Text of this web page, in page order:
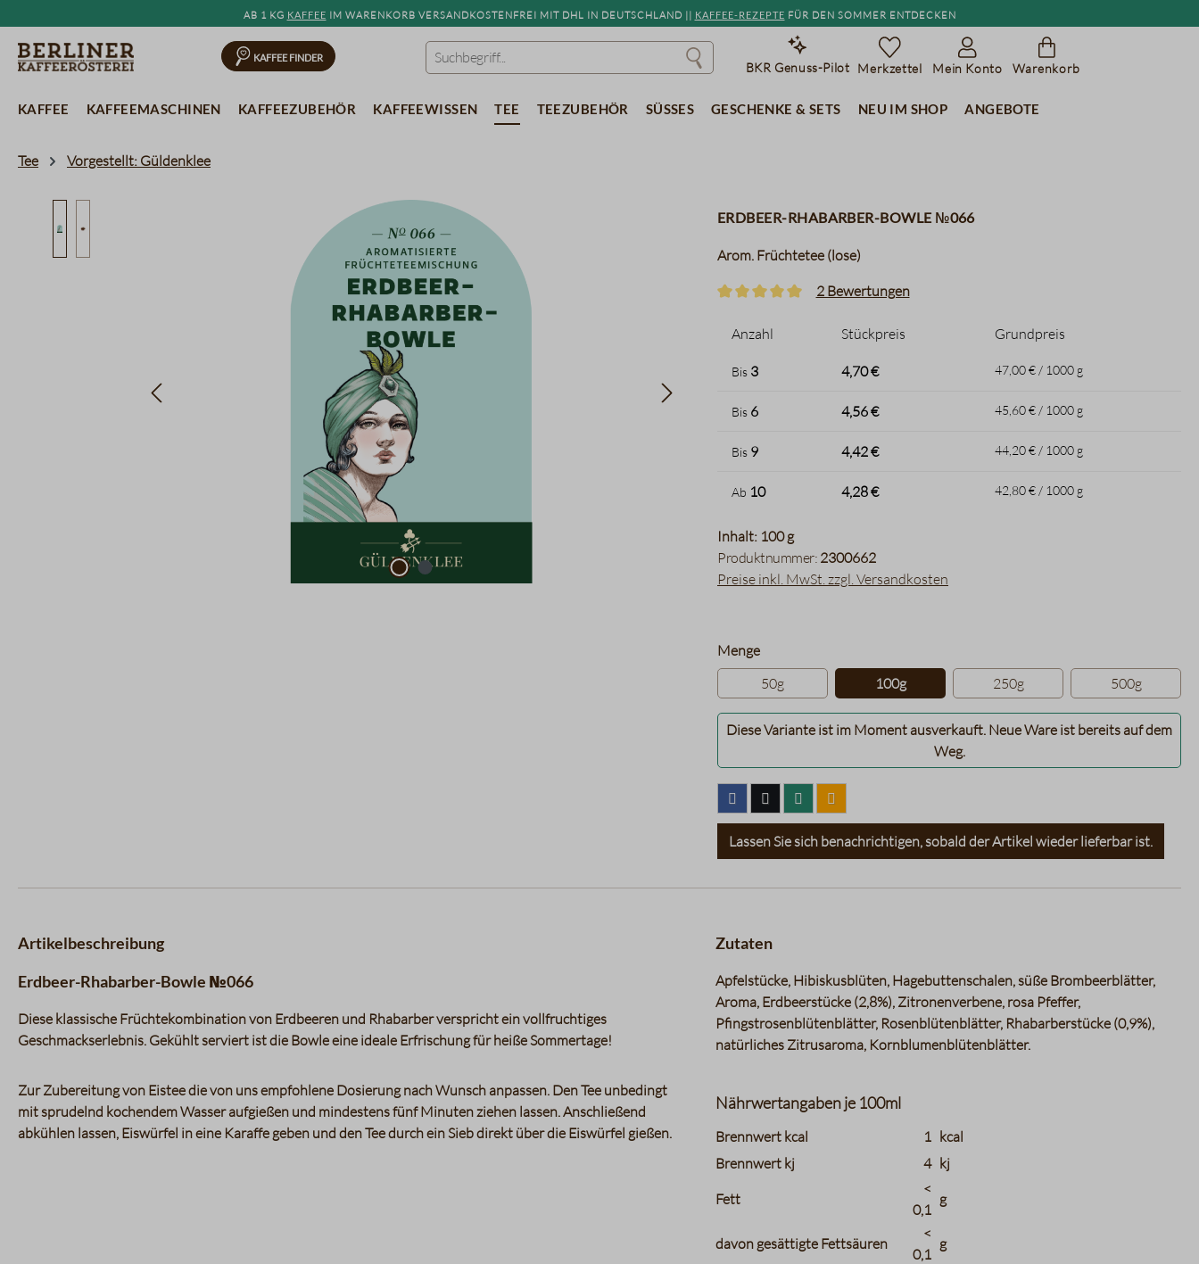
Zur Hauptnavigation springenAb 1 kg Kaffee im Warenkorb versandkostenfrei mit DHL in Deutschland || Kaffee-Rezepte für den Sommer entdecken
Kaffee Finder
BKR Genuss-Pilot Merkzettel Mein Konto Warenkorb
Kaffee Kaffeemaschinen Kaffeezubehör Kaffeewissen Tee Teezubehör Süßes Geschenke & Sets Neu im Shop Angebote
Tee Vorgestellt: Güldenklee
Erdbeer-Rhabarber-Bowle №066
Arom. Früchtetee (lose)
2 Bewertungen
Anzahl Stückpreis Grundpreis
Bis 3 4,70 € 47,00 € / 1000 g
Bis 6 4,56 € 45,60 € / 1000 g
Bis 9 4,42 € 44,20 € / 1000 g
Ab 10 4,28 € 42,80 € / 1000 g
Inhalt: 100 g
Produktnummer: 2300662
Preise inkl. MwSt. zzgl. Versandkosten
Mengeauswählen
50g
100g 250g 500g
Diese Variante ist im Moment ausverkauft. Neue Ware ist bereits auf dem
Weg.
Lassen Sie sich benachrichtigen, sobald der Artikel wieder lieferbar ist.
Artikelbeschreibung
Erdbeer-Rhabarber-Bowle №066
Diese klassische Früchtekombination von Erdbeeren und Rhabarber verspricht ein vollfruchtiges
Geschmackserlebnis. Gekühlt serviert ist die Bowle eine ideale Erfrischung für heiße Sommertage!
Zur Zubereitung von Eistee die von uns empfohlene Dosierung nach Wunsch anpassen. Den Tee unbedingt
mit sprudelnd kochendem Wasser aufgießen und mindestens fünf Minuten ziehen lassen. Anschließend
abkühlen lassen, Eiswürfel in eine Karaffe geben und den Tee durch ein Sieb direkt über die Eiswürfel gießen.
Zutaten
Apfelstücke, Hibiskusblüten, Hagebuttenschalen, süße Brombeerblätter,
Aroma, Erdbeerstücke (2,8%), Zitronenverbene, rosa Pfeffer,
Pfingstrosenblütenblätter, Rosenblütenblätter, Rhabarberstücke (0,9%),
natürliches Zitrusaroma, Kornblumenblütenblätter.
Nährwertangaben je 100ml
charts.nutritions.header_name charts.nutritions.header_value
Brennwert kcal 1 kcal
Brennwert kj
4 kj
Fett
<
0,1
g
davon gesättigte Fettsäuren
<
0,1
g